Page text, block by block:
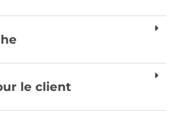
le client